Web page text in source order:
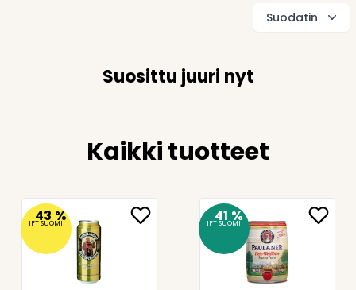
Suodatin
Suosittu juuri nyt
Kaikki tuotteet
43 %
IFT SUOMI 41 %
IFT SUOMI